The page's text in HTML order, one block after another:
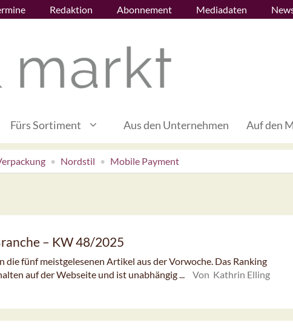
Redaktion Abonnement Mediadaten
Fürs Sortiment Aus den Unternehmen Auf den
Nordstil Mobile Payment
– KW 48/2025
die fünf meistgelesenen Artikel aus der Vorwoche. Das Ranking
auf der Webseite und ist unabhängig ...
Von Kathrin Elling